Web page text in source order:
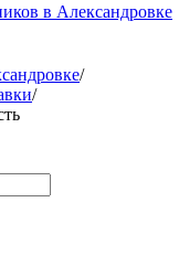
в Александровке
/
/